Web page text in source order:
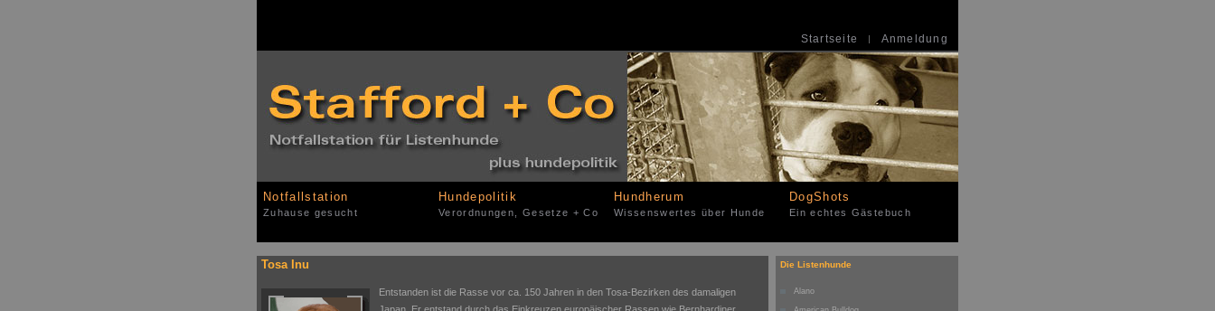
Startseite Anmeldung
Notfallstation
Zuhause gesucht
Hundepolitik
Verordnungen, Gesetze + Co
Hundherum
Wissenswertes über Hunde
DogShots
Ein echtes Gästebuch
Tosa Inu
Entstanden ist die Rasse vor ca. 150 Jahren in den Tosa-Bezirken des damaligen
Die Listenhunde
Alano